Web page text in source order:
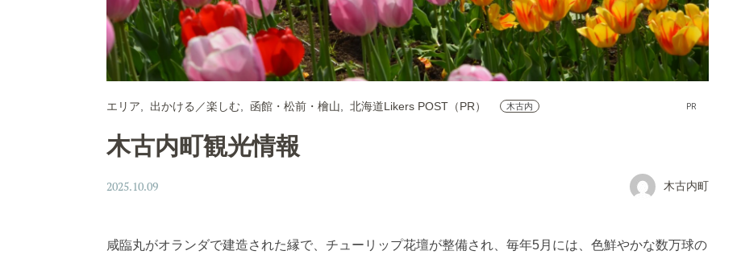
エリア 出かける／楽しむ 函館・松前・檜山 北海道Likers POST（PR） 木古内 PR
木古内町観光情報
2025.10.09 木古内町
咸臨丸がオランダで建造された縁で、チューリップ花壇が整備され、毎年5月には、色鮮やかな数万球の